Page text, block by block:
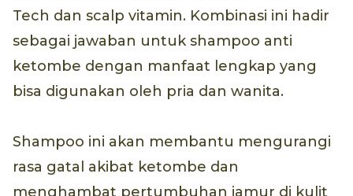
Tech dan scalp vitamin. Kombinasi ini hadir
sebagai jawaban untuk shampoo anti
ketombe dengan manfaat lengkap yang
bisa digunakan oleh pria dan wanita.
Shampoo ini akan membantu mengurangi
rasa gatal akibat ketombe dan
menghambat pertumbuhan jamur di kulit